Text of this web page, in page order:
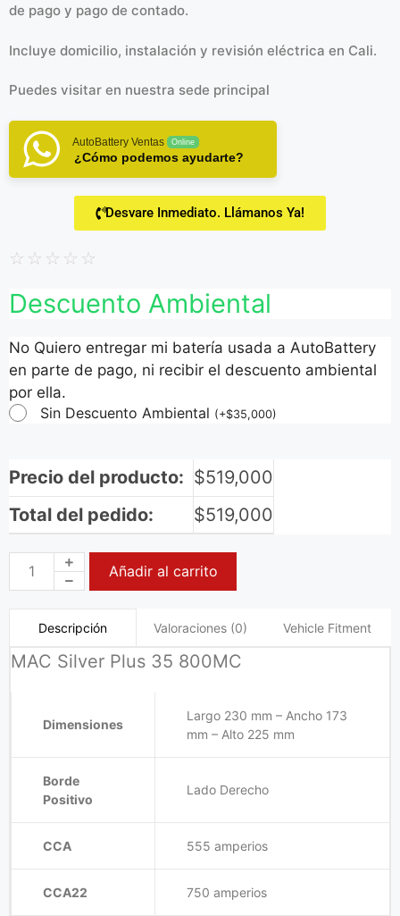
de pago y pago de contado.
Incluye domicilio, instalación y revisión eléctrica en Cali.
Puedes visitar en nuestra sede principal
AutoBattery Ventas Online
¿Cómo podemos ayudarte?
Desvare Inmediato. Llámanos Ya!
☆ ☆ ☆ ☆ ☆
Descuento Ambiental
No Quiero entregar mi batería usada a AutoBattery
en parte de pago, ni recibir el descuento ambiental
por ella.
Sin Descuento Ambiental (+$35,000)
Precio del producto: $519,000
Total del pedido:
$519,000
Añadir al carrito
Descripción Valoraciones (0) Vehicle Fitment
MAC Silver Plus 35 800MC
Dimensiones
Largo 230 mm – Ancho 173
mm – Alto 225 mm
Borde
Positivo
Lado Derecho
CCA 555 amperios
CCA22 750 amperios